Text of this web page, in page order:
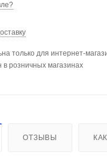
только для интернет-
в розничных магазинах
ОТЗЫВЫ